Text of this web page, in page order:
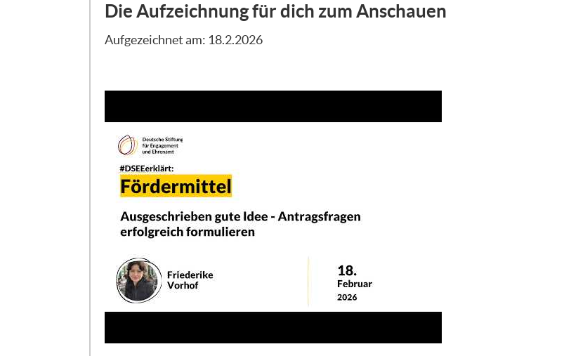
Die Aufzeichnung für dich zum Anschauen
Aufgezeichnet am: 18.2.2026